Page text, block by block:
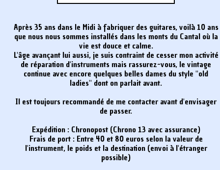
Après 35 ans dans le Midi à fabriquer des guitares, voilà 10 ans
que nous nous sommes installés dans les monts du Cantal où la
vie est douce et calme.
L'âge avançant lui aussi, je suis contraint de cesser mon activité
de réparation d'instruments mais rassurez-vous, le vintage
continue avec encore quelques belles dames du style "old
ladies" dont on parlait avant.
Il est toujours recommandé de me contacter avant d'envisager
de passer.
Expédition : Chronopost (Chrono 13 avec assurance)
Frais de port : Entre 40 et 80 euros selon la valeur de
l'instrument, le poids et la destination (envoi à l'étranger
possible)